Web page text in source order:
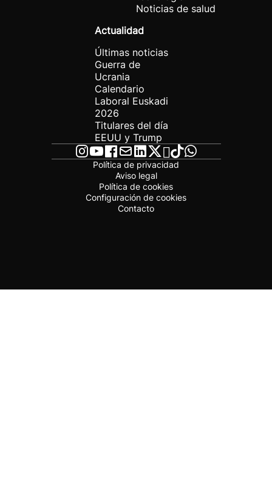
Noticias de salud
Actualidad
Últimas noticias
Guerra de
Ucrania
Calendario
Laboral Euskadi
2026
Titulares del día
EEUU y Trump
Política de privacidad
Aviso legal
Política de cookies
Configuración de cookies
Contacto